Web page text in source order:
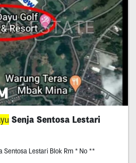
Senja Sentosa Lestari
Sentosa Lestari Blok Rm * No **